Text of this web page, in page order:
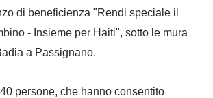
di beneficienza "Rendi speciale il
- In­sieme per Haiti", sotto le mura
a Passi­gnano.
persone, che hanno consentito